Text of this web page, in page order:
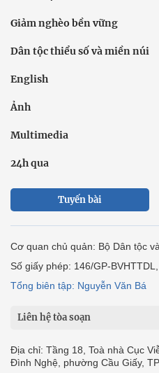
Giảm nghèo bền vững
Dân tộc thiểu số và miền núi
English
Ảnh
Multimedia
24h qua
Tuyến bài
Cơ quan chủ quản: Bộ Dân tộc
Số giấy phép: 146/GP-
Tổng biên tập: Nguyễn Văn Bá
Liên hệ tòa soạn
Địa chỉ: Tầng 18, Toà nhà Cục
Đình Nghệ, phường Cầu Giấy,